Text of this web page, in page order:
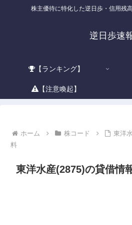
株主優待に特化した逆日歩・信用残
逆日歩速
【ランキング】
【注意喚起】
ホーム 株コード
東洋
料
東洋水産(2875)の貸借情